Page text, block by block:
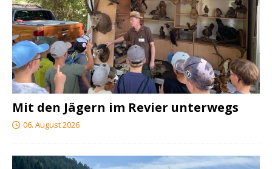
Mit den Jägern im Revier unterwegs
06. August 2026